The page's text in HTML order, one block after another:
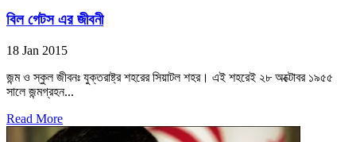
বিল গেটস এর জীবনী
18 Jan 2015
জন্ম ও স্কুল জীবনঃ যুক্তরাষ্ট্র শহরের সিয়াটল শহর। এই শহরেই ২৮ অক্টোবর ১৯৫৫
সালে জন্মগ্রহন...
Read More